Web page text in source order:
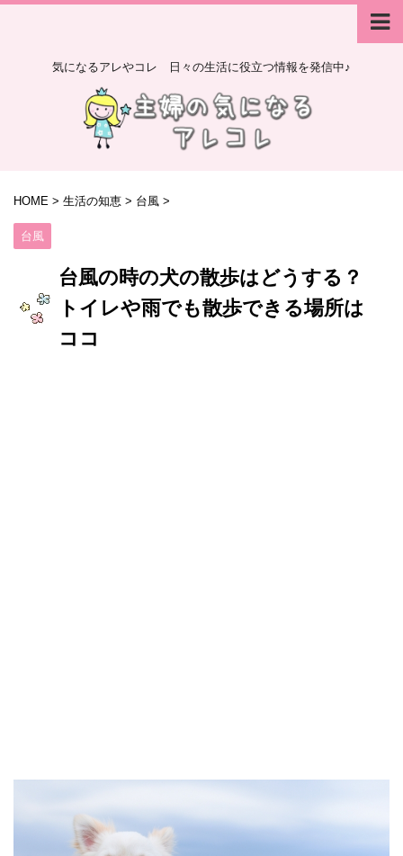
気になるアレやコレ 日々の生活に役立つ情報を発信中♪
HOME > 生活の知恵 > 台風 >
台風
台風の時の犬の散歩はどうする？
トイレや雨でも散歩できる場所は
ココ